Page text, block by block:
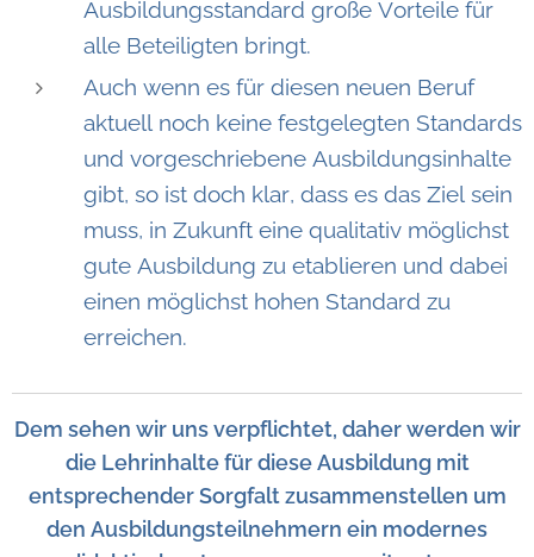
Ausbildungsstandard große Vorteile für
alle Beteiligten bringt.
Auch wenn es für diesen neuen Beruf
aktuell noch keine festgelegten Standards
und vorgeschriebene Ausbildungsinhalte
gibt, so ist doch klar, dass es das Ziel sein
muss, in Zukunft eine qualitativ möglichst
gute Ausbildung zu etablieren und dabei
einen möglichst hohen Standard zu
erreichen.
Dem sehen wir uns verpflichtet, daher werden wir
die Lehrinhalte für diese Ausbildung mit
entsprechender Sorgfalt zusammenstellen um
den Ausbildungsteilnehmern ein modernes